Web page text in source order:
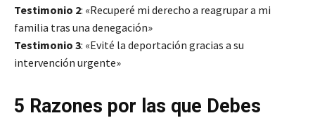
Testimonio 2: «Recuperé mi derecho a reagrupar a mi
familia tras una denegación»
Testimonio 3: «Evité la deportación gracias a su
intervención urgente»
5 Razones por las que Debes